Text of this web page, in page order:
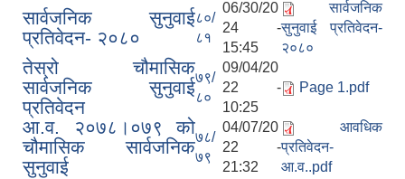
सार्वजनिक सुनुवाई
प्रतिवेदन- २०८०
८०/
८१
06/30/20
24 -
15:45
सार्वजनिक
सुनुवाई प्रतिवेदन-
२०८०
तेस्रो चौमासिक
सार्वजनिक सुनुवाई
प्रतिवेदन
७९/
८०
09/04/20
22 -
10:25
Page 1.pdf
आ.व. २०७८।०७९ को
चौमासिक सार्वजनिक
सुनुवाई
७८/
७९
04/07/20
22 -
21:32
आवधिक
प्रतिवेदन-
आ.व..pdf